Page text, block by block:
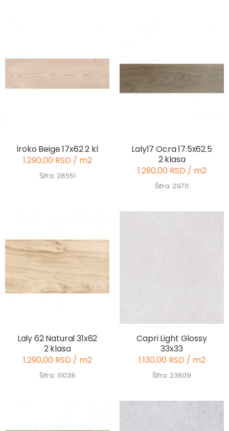
Iroko Beige 17x62 2 kl
1.290,00 RSD / m2
Šifra: 28551
Laly17 Ocra 17.5x62.5
2 klasa
1.290,00 RSD / m2
Šifra: 29711
Laly 62 Natural 31x62
2 klasa
1.290,00 RSD / m2
Šifra: 31038
Capri Light Glossy
33x33
1.130,00 RSD / m2
Šifra: 23809